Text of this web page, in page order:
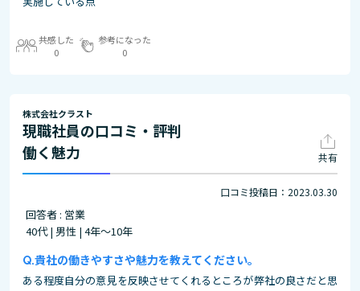
共感した
0
参考になった
0
株式会社クラスト
現職社員の口コミ・評判
働く魅力
共有
口コミ投稿日：2023.03.30
回答者 : 営業
40代 | 男性 | 4年～10年
貴社の働きやすさや魅力を教えてください。
ある程度自分の意見を反映させてくれるところが弊社の良さだと思